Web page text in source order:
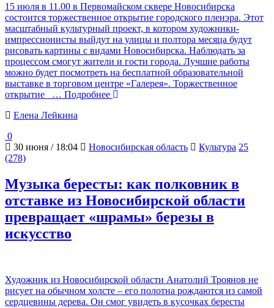
15 июля в 11.00 в Первомайском сквере Новосибирска
состоится торжественное открытие городского пленэра. Этот
масштабный культурный проект, в котором художники-
импрессионисты выйдут на улицы и полтора месяца будут
рисовать картины с видами Новосибирска. Наблюдать за
процессом смогут жители и гости города. Лучшие работы
можно будет посмотреть на бесплатной образовательной
выставке в торговом центре «Галерея». Торжественное
открытие
… Подробнее
Елена Лейкина
0
30 июня / 18:04
Новосибирская область Культура 25
(278)
Музыка бересты: как полковник в
отставке из Новосибирской области
превращает «шрамы» березы в
искусство
Художник из Новосибирской области Анатолий Троянов не
рисует на обычном холсте – его полотна рождаются из самой
сердцевины дерева. Он смог увидеть в кусочках бересты